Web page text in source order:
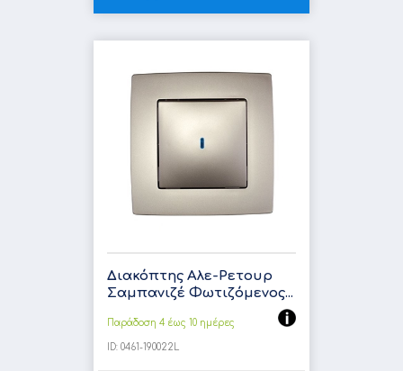
Διακόπτης Αλε-Ρετουρ
Σαμπανιζέ Φωτιζόμενος...
Παράδοση 4 έως 10 ημέρες
ID: 0461-190022L